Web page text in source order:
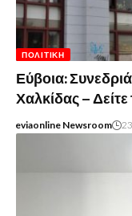
ΠΟΛΙΤΙΚΉ
Εύβοια:
Χαλκίδας – Δείτε
eviaonline Newsroom